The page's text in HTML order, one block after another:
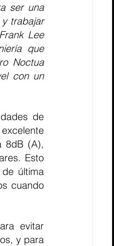
ser una
trabajar
Lee
que
Noctua
con un
8dB (A),
Esto
última
cuando
y para